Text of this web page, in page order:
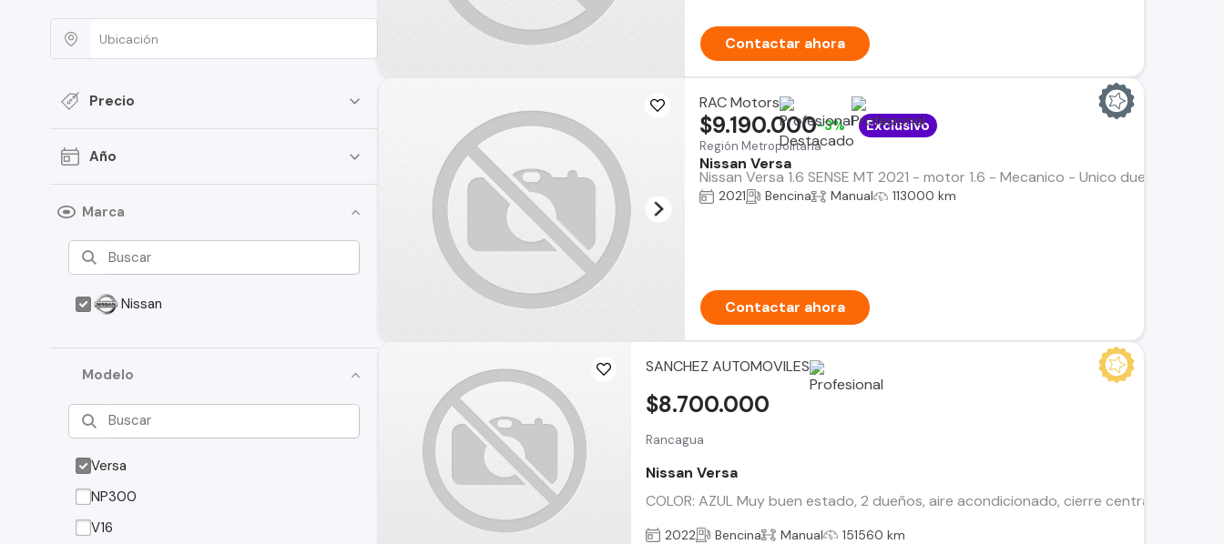
Precio
Año
Marca
Nissan
Modelo
Versa
NP300
V16
Contactar ahora
RAC Motors
Región Metropolitana
Nissan Versa
Nissan Versa 1.6 SENSE MT 2021 - motor 1.6 - Mecanico - Unico dueno -
$9.190.000-3% Exclusivo
2021 Bencina Manual 113000 km
Contactar ahora
SANCHEZ AUTOMOVILES
Rancagua
Nissan Versa
COLOR: AZUL Muy buen estado, 2 dueños, aire acondicionado, cierre centralizado,
$8.700.000
2022 Bencina Manual 151560 km